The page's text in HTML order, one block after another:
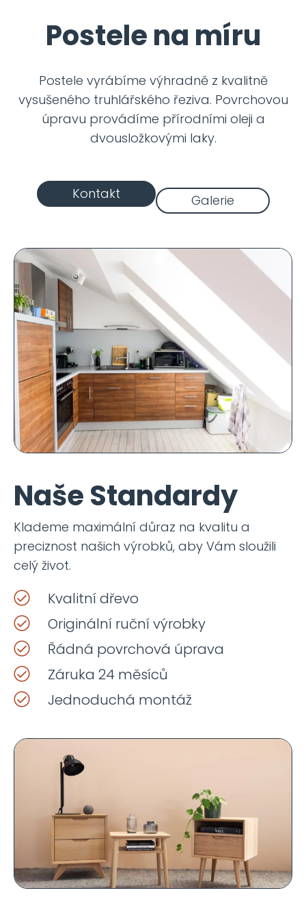
Postele na míru
Postele vyrábíme výhradně z kvalitně
vysušeného truhlářského řeziva. Povrchovou
úpravu provádíme přírodními oleji a
dvousložkovými laky.
Kontakt Galerie
Naše Standardy
Klademe maximální důraz na kvalitu a
preciznost našich výrobků, aby Vám sloužili
celý život.
Kvalitní dřevo
Originální ruční výrobky
Řádná povrchová úprava
Záruka 24 měsíců
Jednoduchá montáž